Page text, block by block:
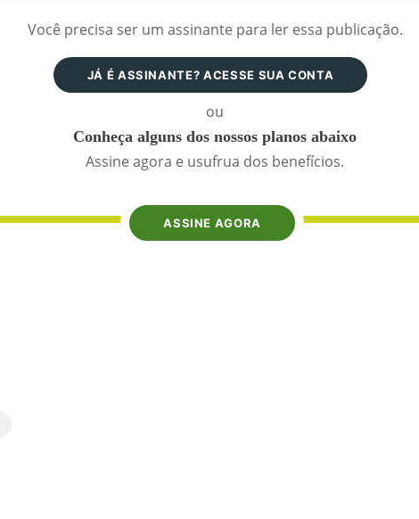
Você precisa ser um assinante para ler essa publicação.
JÁ É ASSINANTE? ACESSE SUA CONTA
ou
Conheça alguns dos nossos planos abaixo
Assine agora e usufrua dos benefícios.
ASSINE AGORA